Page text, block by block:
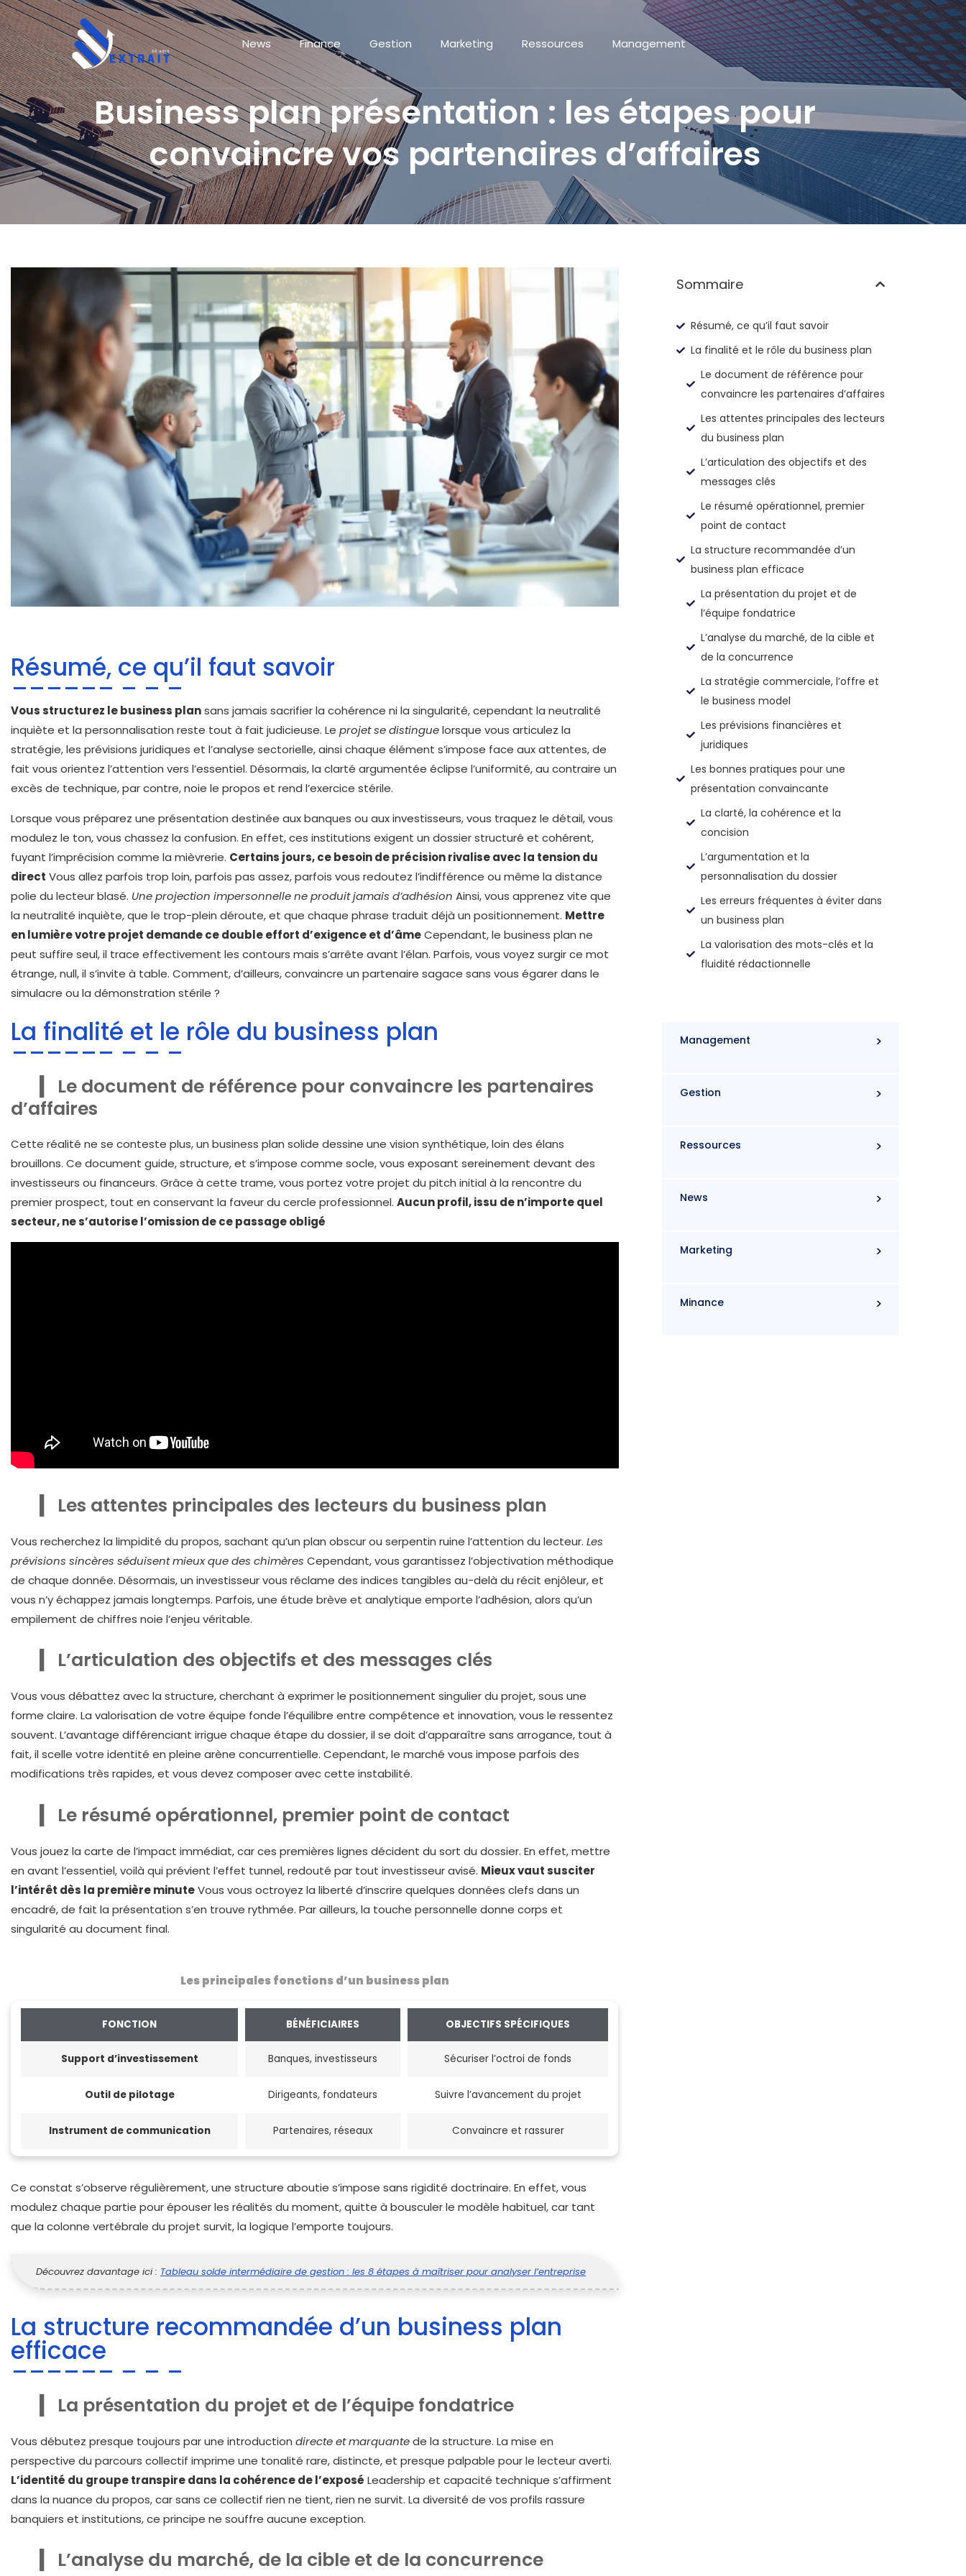
News Finance Gestion Marketing Ressources Management
Business plan présentation : les étapes pour
convaincre vos partenaires d’affaires
Résumé, ce qu’il faut savoir
Vous structurez le business plansans jamais sacrifier la cohérence ni la singularité, cependant la neutralité
inquiète et la personnalisation reste tout à fait judicieuse. Le projet se distinguelorsque vous articulez la
stratégie, les prévisions juridiques et l’analyse sectorielle, ainsi chaque élément s’impose face aux attentes, de
fait vous orientez l’attention vers l’essentiel. Désormais, la clarté argumentée éclipse l’uniformité, au contraire un
excès de technique, par contre, noie le propos et rend l’exercice stérile.
Lorsque vous préparez une présentation destinée aux banques ou aux investisseurs, vous traquez le détail, vous
modulez le ton, vous chassez la confusion. En effet, ces institutions exigent un dossier structuré et cohérent,
fuyant l’imprécision comme la mièvrerie. Certains jours, ce besoin de précision rivalise avec la tension du
direct Vous allez parfois trop loin, parfois pas assez, parfois vous redoutez l’indifférence ou même la distance
polie du lecteur blasé. Une projection impersonnelle ne produit jamais d’adhésion Ainsi, vous apprenez vite que
la neutralité inquiète, que le trop-plein déroute, et que chaque phrase traduit déjà un positionnement. Mettre
en lumière votre projet demande ce double effort d’exigence et d’âmeCependant, le business plan ne
peut suffire seul, il trace effectivement les contours mais s’arrête avant l’élan. Parfois, vous voyez surgir ce mot
étrange, null, il s’invite à table. Comment, d’ailleurs, convaincre un partenaire sagace sans vous égarer dans le
simulacre ou la démonstration stérile ?
La finalité et le rôle du business plan
Le document de référence pour convaincre les partenaires
d’affaires
Cette réalité ne se conteste plus, un business plan solide dessine une vision synthétique, loin des élans
brouillons. Ce document guide, structure, et s’impose comme socle, vous exposant sereinement devant des
investisseurs ou financeurs. Grâce à cette trame, vous portez votre projet du pitch initial à la rencontre du
premier prospect, tout en conservant la faveur du cercle professionnel. Aucun profil, issu de n’importe quel
secteur, ne s’autorise l’omission de ce passage obligé
Les attentes principales des lecteurs du business plan
Vous recherchez la limpidité du propos, sachant qu’un plan obscur ou serpentin ruine l’attention du lecteur. Les
prévisions sincères séduisent mieux que des chimères Cependant, vous garantissez l’objectivation méthodique
de chaque donnée. Désormais, un investisseur vous réclame des indices tangibles au-delà du récit enjôleur, et
vous n’y échappez jamais longtemps. Parfois, une étude brève et analytique emporte l’adhésion, alors qu’un
empilement de chiffres noie l’enjeu véritable.
L’articulation des objectifs et des messages clés
Vous vous débattez avec la structure, cherchant à exprimer le positionnement singulier du projet, sous une
forme claire. La valorisation de votre équipe fonde l’équilibre entre compétence et innovation, vous le ressentez
souvent. L’avantage différenciant irrigue chaque étape du dossier, il se doit d’apparaître sans arrogance, tout à
fait, il scelle votre identité en pleine arène concurrentielle. Cependant, le marché vous impose parfois des
modifications très rapides, et vous devez composer avec cette instabilité.
Le résumé opérationnel, premier point de contact
Vous jouez la carte de l’impact immédiat, car ces premières lignes décident du sort du dossier. En effet, mettre
en avant l’essentiel, voilà qui prévient l’effet tunnel, redouté par tout investisseur avisé. Mieux vaut susciter
l’intérêt dès la première minuteVous vous octroyez la liberté d’inscrire quelques données clefs dans un
encadré, de fait la présentation s’en trouve rythmée. Par ailleurs, la touche personnelle donne corps et
singularité au document final.
Les principales fonctions d’un business plan
FONCTION BÉNÉFICIAIRES OBJECTIFS SPÉCIFIQUES
Support d’investissement Banques, investisseurs Sécuriser l’octroi de fonds
Outil de pilotage Dirigeants, fondateurs Suivre l’avancement du projet
Instrument de communication Partenaires, réseaux Convaincre et rassurer
Ce constat s’observe régulièrement, une structure aboutie s’impose sans rigidité doctrinaire. En effet, vous
modulez chaque partie pour épouser les réalités du moment, quitte à bousculer le modèle habituel, car tant
que la colonne vertébrale du projet survit, la logique l’emporte toujours.
Découvrez davantage ici : Tableau solde intermédiaire de gestion : les 8 étapes à maîtriser pour analyser l’entreprise
La structure recommandée d’un business plan
efficace
La présentation du projet et de l’équipe fondatrice
Vous débutez presque toujours par une introduction directe et marquantede la structure. La mise en
perspective du parcours collectif imprime une tonalité rare, distincte, et presque palpable pour le lecteur averti.
L’identité du groupe transpire dans la cohérence de l’exposé Leadership et capacité technique s’affirment
dans la nuance du propos, car sans ce collectif rien ne tient, rien ne survit. La diversité de vos profils rassure
banquiers et institutions, ce principe ne souffre aucune exception.
L’analyse du marché, de la cible et de la concurrence
Sommaire
Résumé, ce qu’il faut savoir
La finalité et le rôle du business plan
Le document de référence pour
convaincre les partenaires d’affaires
Les attentes principales des lecteurs
du business plan
L’articulation des objectifs et des
messages clés
Le résumé opérationnel, premier
point de contact
La structure recommandée d’un
business plan efficace
La présentation du projet et de
l’équipe fondatrice
L’analyse du marché, de la cible et
de la concurrence
La stratégie commerciale, l’offre et
le business model
Les prévisions financières et
juridiques
Les bonnes pratiques pour une
présentation convaincante
La clarté, la cohérence et la
concision
L’argumentation et la
personnalisation du dossier
Les erreurs fréquentes à éviter dans
un business plan
La valorisation des mots-clés et la
fluidité rédactionnelle
Management
Gestion
Ressources
News
Marketing
Minance